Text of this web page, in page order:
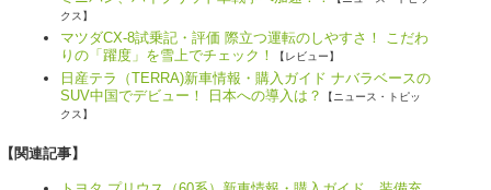
クス】
マツダCX-8試乗記・評価 際立つ運転のしやすさ！ こだわ
りの「躍度」を雪上でチェック！
【レビュー】
日産テラ（TERRA)新車情報・購入ガイド ナバラベースの
SUV中国でデビュー！ 日本への導入は？
【ニュース・トピッ
クス】
【関連記事】